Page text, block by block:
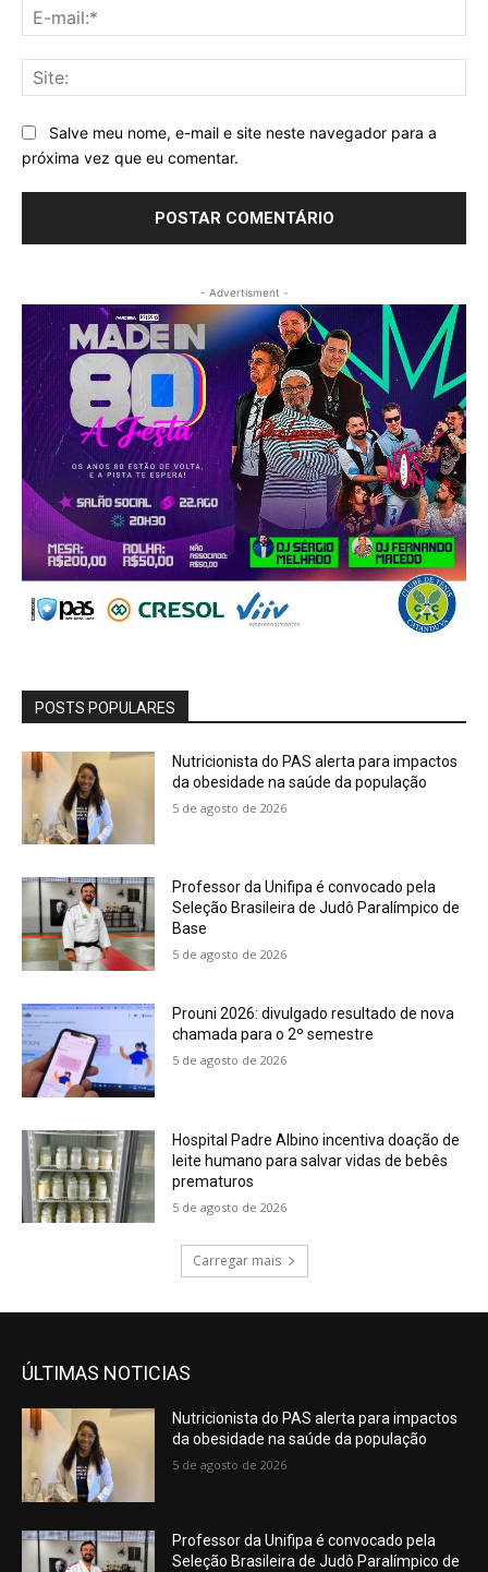
Salve meu nome, e-mail e site neste navegador para a
próxima vez que eu comentar.
- Advertisment -
POSTS POPULARES
Nutricionista do PAS alerta para impactos
da obesidade na saúde da população
5 de agosto de 2026
Professor da Unifipa é convocado pela
Seleção Brasileira de Judô Paralímpico de
Base
5 de agosto de 2026
Prouni 2026: divulgado resultado de nova
chamada para o 2º semestre
5 de agosto de 2026
Hospital Padre Albino incentiva doação de
leite humano para salvar vidas de bebês
prematuros
5 de agosto de 2026
Carregar mais
ÚLTIMAS NOTICIAS
Nutricionista do PAS alerta para impactos
da obesidade na saúde da população
5 de agosto de 2026
Professor da Unifipa é convocado pela
Seleção Brasileira de Judô Paralímpico de